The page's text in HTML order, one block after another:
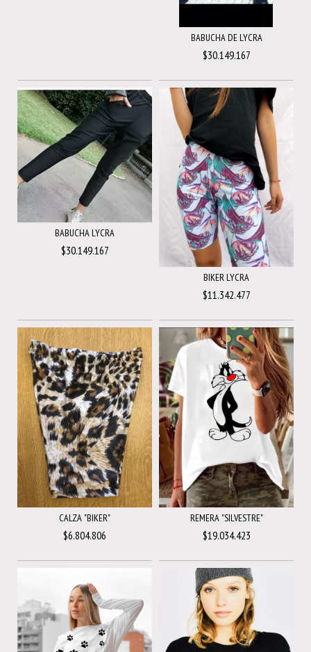
BABUCHA DE LYCRA
$30.149.167
BABUCHA LYCRA
$30.149.167
BIKER LYCRA
$11.342.477
CALZA "BIKER"
$6.804.806
REMERA "SILVESTRE"
$19.034.423